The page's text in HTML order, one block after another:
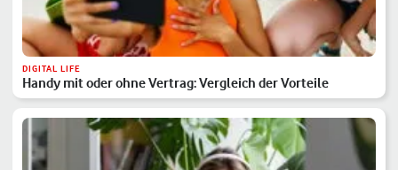
DIGITAL LIFE
Handy mit oder ohne Vertrag: Vergleich der Vorteile